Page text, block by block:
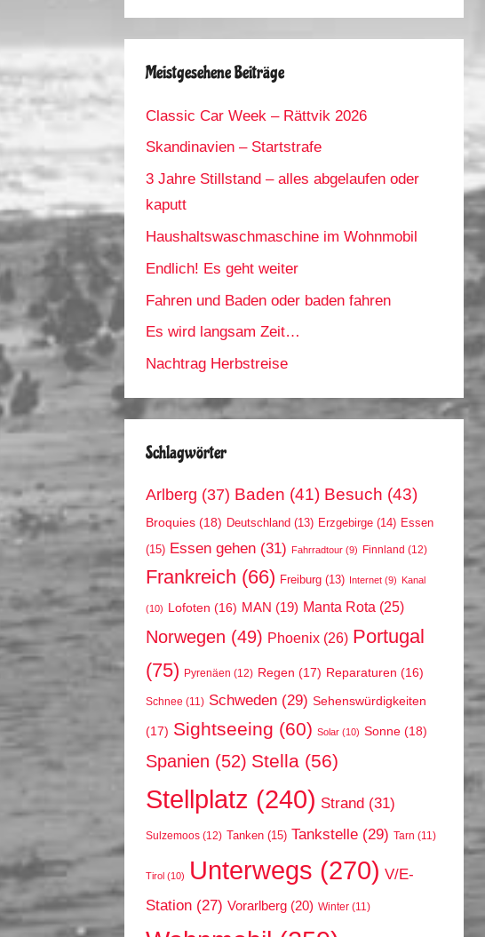
Meistgesehene Beiträge
Classic Car Week – Rättvik 2026
Skandinavien – Startstrafe
3 Jahre Stillstand – alles abgelaufen oder
kaputt
Haushaltswaschmaschine im Wohnmobil
Endlich! Es geht weiter
Fahren und Baden oder baden fahren
Es wird langsam Zeit…
Nachtrag Herbstreise
Schlagwörter
Arlberg (37) Baden (41) Besuch (43)
Broquies (18) Deutschland (13) Erzgebirge (14) Essen
(15) Essen gehen (31) Fahrradtour (9) Finnland (12)
Frankreich (66) Freiburg (13) Internet (9) Kanal
(10) Lofoten (16) MAN (19) Manta Rota (25)
Norwegen (49) Phoenix (26) Portugal
(75) Pyrenäen (12) Regen (17) Reparaturen (16)
Schnee (11) Schweden (29) Sehenswürdigkeiten
(17) Sightseeing (60) Solar (10) Sonne (18)
Spanien (52) Stella (56)
Stellplatz (240) Strand (31)
Sulzemoos (12) Tanken (15) Tankstelle (29) Tarn (11)
Tirol (10) Unterwegs (270) V/E-
Station (27) Vorarlberg (20) Winter (11)